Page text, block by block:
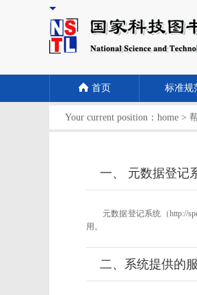
首页 标准规
Your current position： home >
一、 元数据登记
元数据登记系统（http://
用。
二、系统提供的